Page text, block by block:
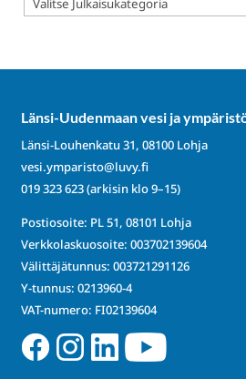
Länsi-Uudenmaan vesi ja
Länsi-Louhenkatu 31, 08100 Lohja
vesi.ymparisto@luvy.fi
019 323 623(arkisin klo 9–15)
Postiosoite: PL 51, 08101 Lohja
Verkkolaskuosoite: 003702139604
Välittäjätunnus: 003721291126
Y-tunnus: 0213960-4
VAT-numero: FI02139604